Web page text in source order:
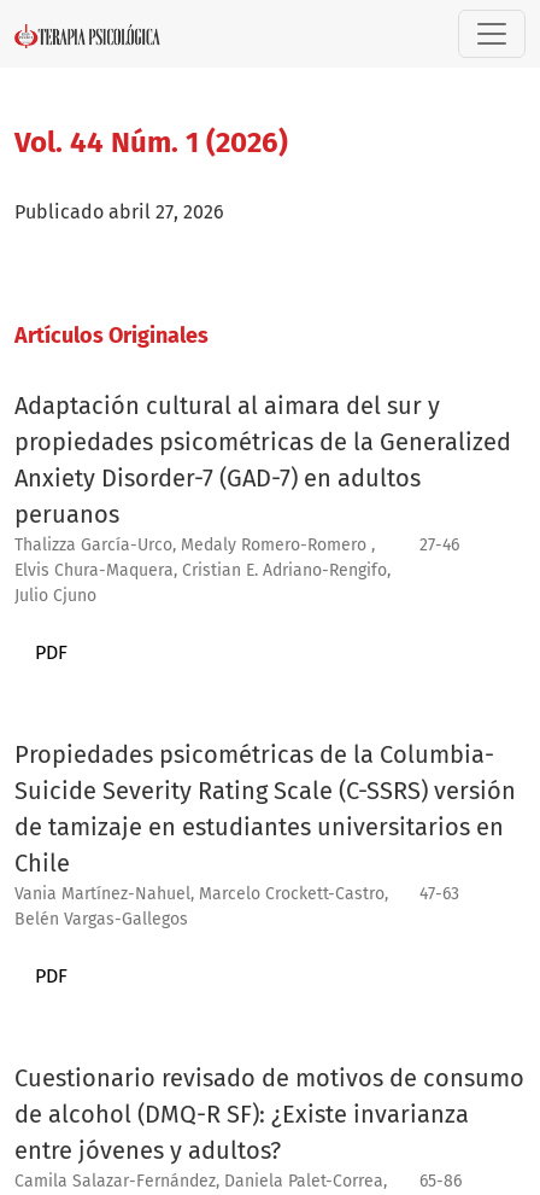
Vol. 44 Núm. 1 (2026)
Publicado abril 27, 2026
Artí­culos Originales
Adaptación cultural al aimara del sur y
propiedades psicométricas de la Generalized
Anxiety Disorder-7 (GAD-7) en adultos
peruanos
Thalizza García-Urco, Medaly Romero-Romero ,
Elvis Chura-Maquera, Cristian E. Adriano-Rengifo,
Julio Cjuno
27-46
PDF
Propiedades psicométricas de la Columbia-
Suicide Severity Rating Scale (C-SSRS) versión
de tamizaje en estudiantes universitarios en
Chile
Vania Martínez-Nahuel, Marcelo Crockett-Castro,
Belén Vargas-Gallegos
47-63
PDF
Cuestionario revisado de motivos de consumo
de alcohol (DMQ-R SF): ¿Existe invarianza
entre jóvenes y adultos?
Camila Salazar-Fernández, Daniela Palet-Correa,
65-86